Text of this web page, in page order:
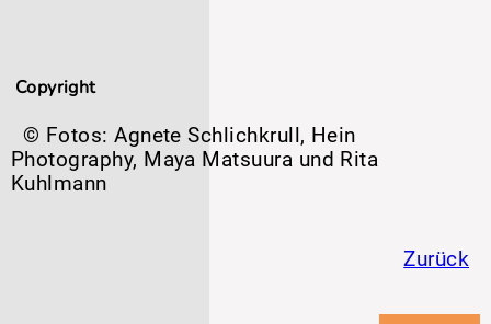
Copyright
© Fotos: Agnete Schlichkrull, Hein
Photography, Maya Matsuura und Rita
Kuhlmann
Zurück